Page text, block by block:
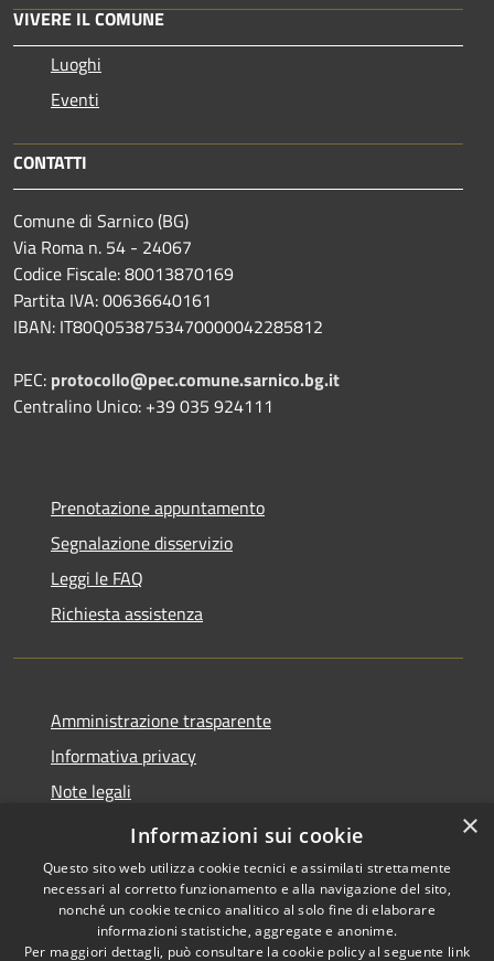
VIVERE IL COMUNE
Luoghi
Eventi
CONTATTI
Comune di Sarnico (BG)
Via Roma n. 54 - 24067
Codice Fiscale: 80013870169
Partita IVA: 00636640161
IBAN: IT80Q0538753470000042285812
PEC: protocollo@pec.comune.sarnico.bg.it
Centralino Unico: +39 035 924111
Prenotazione appuntamento
Segnalazione disservizio
Leggi le FAQ
Richiesta assistenza
Amministrazione trasparente
Informativa privacy
Note legali
Dichiarazione di accessibilità
Copyright © 2026 • Comune di
×
Informazioni sui cookie
Questo sito web utilizza cookie tecnici e assimilati strettamente
necessari al corretto funzionamento e alla navigazione del sito,
nonché un cookie tecnico analitico al solo fine di elaborare
informazioni statistiche, aggregate e anonime.
Per maggiori dettagli, può consultare la cookie policy al seguente link